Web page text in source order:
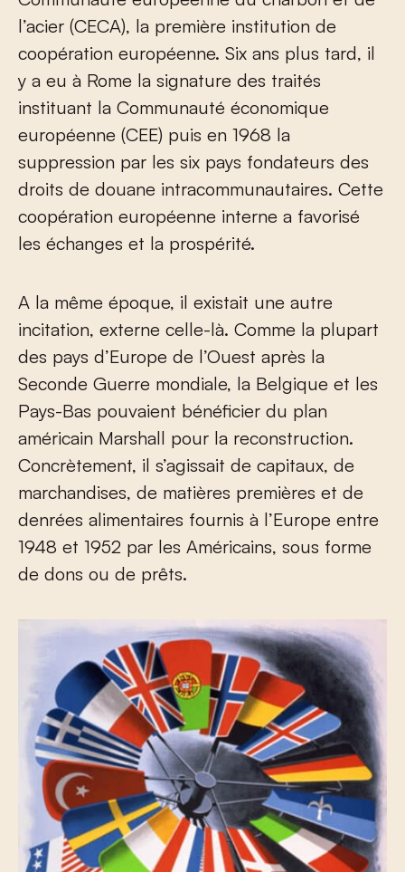
l’acier (CECA), la première institution de
coopération européenne. Six ans plus tard, il
y a eu à Rome la signature des traités
instituant la Communauté économique
européenne (CEE) puis en 1968 la
suppression par les six pays fondateurs des
droits de douane intracommunautaires. Cette
coopération européenne interne a favorisé
les échanges et la prospérité.
A la même époque, il existait une autre
incitation, externe celle-là. Comme la plupart
des pays d’Europe de l’Ouest après la
Seconde Guerre mondiale, la Belgique et les
Pays-Bas pouvaient bénéficier du plan
américain Marshall pour la reconstruction.
Concrètement, il s’agissait de capitaux, de
marchandises, de matières premières et de
denrées alimentaires fournis à l’Europe entre
1948 et 1952 par les Américains, sous forme
de dons ou de prêts.